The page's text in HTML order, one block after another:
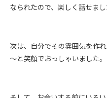
なられたので、楽しく話せまし
次は、自分でその雰囲気を作
～と笑顔でおっしゃいました。